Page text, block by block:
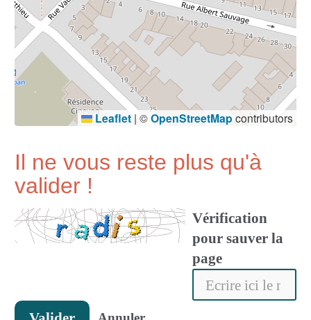
Leaflet | ©OpenStreetMap contributors
Il ne vous reste plus qu'à
valider !
Vérification
pour sauver la
page